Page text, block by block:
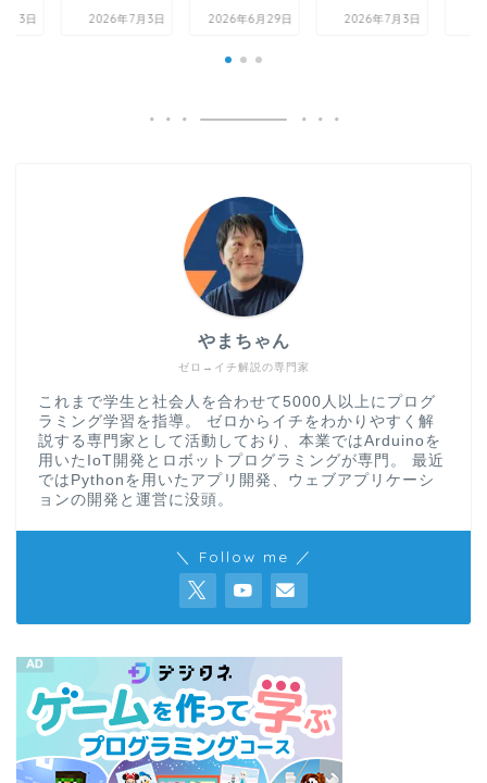
月3日 2026年7月3日 2026年6月29日 2026年7月3日
ゼロ→イチ解説の専門家
やまちゃん
これまで学生と社会人を合わせて5000人以上にプログ
ラミング学習を指導。 ゼロからイチをわかりやすく解
説する専門家として活動しており、本業ではArduinoを
用いたIoT開発とロボットプログラミングが専門。 最近
ではPythonを用いたアプリ開発、ウェブアプリケーシ
ョンの開発と運営に没頭。
＼ Follow me ／